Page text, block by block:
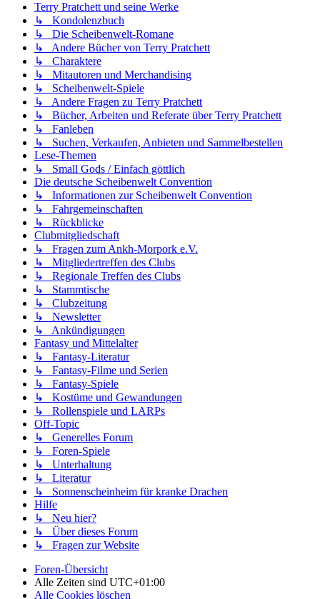
Terry Pratchett und seine Werke
↳ Kondolenzbuch
↳ Die Scheibenwelt-Romane
↳ Andere Bücher von Terry Pratchett
↳ Charaktere
↳ Mitautoren und Merchandising
↳ Scheibenwelt-Spiele
↳ Andere Fragen zu Terry Pratchett
↳ Bücher, Arbeiten und Referate über Terry Pratchett
↳ Fanleben
↳ Suchen, Verkaufen, Anbieten und Sammelbestellen
Lese-Themen
↳ Small Gods / Einfach göttlich
Die deutsche Scheibenwelt Convention
↳ Informationen zur Scheibenwelt Convention
↳ Fahrgemeinschaften
↳ Rückblicke
Clubmitgliedschaft
↳ Fragen zum Ankh-Morpork e.V.
↳ Mitgliedertreffen des Clubs
↳ Regionale Treffen des Clubs
↳ Stammtische
↳ Clubzeitung
↳ Newsletter
↳ Ankündigungen
Fantasy und Mittelalter
↳ Fantasy-Literatur
↳ Fantasy-Filme und Serien
↳ Fantasy-Spiele
↳ Kostüme und Gewandungen
↳ Rollenspiele und LARPs
Off-Topic
↳ Generelles Forum
↳ Foren-Spiele
↳ Unterhaltung
↳ Literatur
↳ Sonnenscheinheim für kranke Drachen
Hilfe
↳ Neu hier?
↳ Über dieses Forum
↳ Fragen zur Website
Foren-Übersicht
Alle Zeiten sind UTC+01:00
Alle Cookies löschen